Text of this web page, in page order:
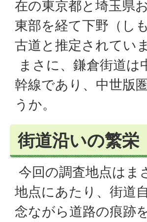
在の東京都と埼玉県
東部を経て下野（し
古道と推定されていま
まさに、鎌倉街道
幹線であり、中世版
うか。
街道沿いの繁栄
今回の調査地点はま
地点にあたり、街道
念ながら道路の痕跡